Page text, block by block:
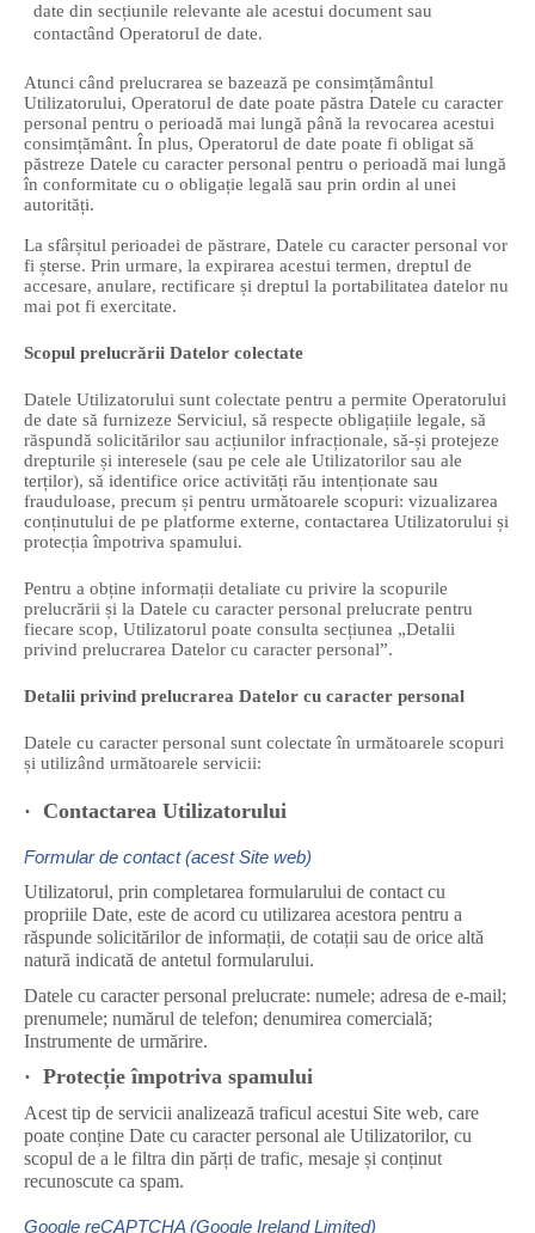
date din secțiunile relevante ale acestui document sau
contactând Operatorul de date.
Atunci când prelucrarea se bazează pe consimțământul
Utilizatorului, Operatorul de date poate păstra Datele cu caracter
personal pentru o perioadă mai lungă până la revocarea acestui
consimțământ. În plus, Operatorul de date poate fi obligat să
păstreze Datele cu caracter personal pentru o perioadă mai lungă
în conformitate cu o obligație legală sau prin ordin al unei
autorități.
La sfârșitul perioadei de păstrare, Datele cu caracter personal vor
fi șterse. Prin urmare, la expirarea acestui termen, dreptul de
accesare, anulare, rectificare și dreptul la portabilitatea datelor nu
mai pot fi exercitate.
Scopul prelucrării Datelor colectate
Datele Utilizatorului sunt colectate pentru a permite Operatorului
de date să furnizeze Serviciul, să respecte obligațiile legale, să
răspundă solicitărilor sau acțiunilor infracționale, să-și protejeze
drepturile și interesele (sau pe cele ale Utilizatorilor sau ale
terților), să identifice orice activități rău intenționate sau
frauduloase, precum și pentru următoarele scopuri: vizualizarea
conținutului de pe platforme externe, contactarea Utilizatorului și
protecția împotriva spamului.
Pentru a obține informații detaliate cu privire la scopurile
prelucrării și la Datele cu caracter personal prelucrate pentru
fiecare scop, Utilizatorul poate consulta secțiunea „Detalii
privind prelucrarea Datelor cu caracter personal”.
Detalii privind prelucrarea Datelor cu caracter personal
Datele cu caracter personal sunt colectate în următoarele scopuri
și utilizând următoarele servicii:
· Contactarea Utilizatorului
Formular de contact (acest Site web)
Utilizatorul, prin completarea formularului de contact cu
propriile Date, este de acord cu utilizarea acestora pentru a
răspunde solicitărilor de informații, de cotații sau de orice altă
natură indicată de antetul formularului.
Datele cu caracter personal prelucrate: numele; adresa de e-mail;
prenumele; numărul de telefon; denumirea comercială;
Instrumente de urmărire.
· Protecțieîmpotriva spamului
Acest tip de servicii analizează traficul acestui Site web, care
poate conține Date cu caracter personal ale Utilizatorilor, cu
scopul de a le filtra din părți de trafic, mesaje și conținut
recunoscute ca spam.
Google reCAPTCHA (Google Ireland Limited)